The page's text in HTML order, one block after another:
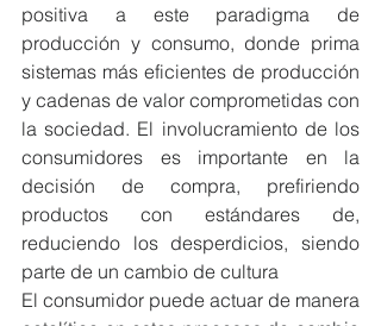
positiva a este paradigma de
producción y consumo, donde prima
sistemas más eficientes de producción
y cadenas de valor comprometidas con
la sociedad. El involucramiento de los
consumidores es importante en la
decisión de compra, prefiriendo
productos con estándares de,
reduciendo los desperdicios, siendo
parte de un cambio de cultura
El consumidor puede actuar de manera